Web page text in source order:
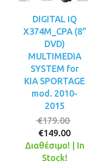
DIGITAL IQ
X374M_CPA (8”
DVD)
MULTIMEDIA
SYSTEM for
KIA SPORTAGE
mod. 2010-
2015
€179.00
was:
€149.00
Διαθέσιμο! | In
Stock!